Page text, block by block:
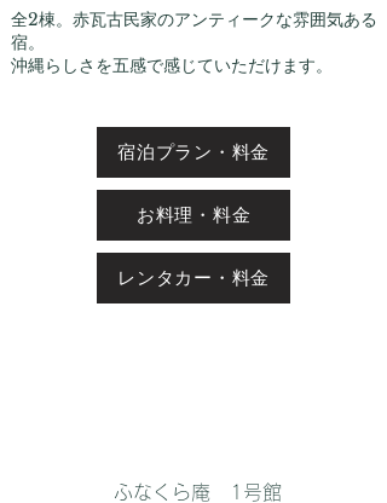
全2棟。赤瓦古民家のアンティークな雰囲気ある
宿。
​沖縄らしさを五感で感じていただけます。
宿泊プラン・料金
お料理・料金
レンタカー・料金
ふなくら庵 1号館